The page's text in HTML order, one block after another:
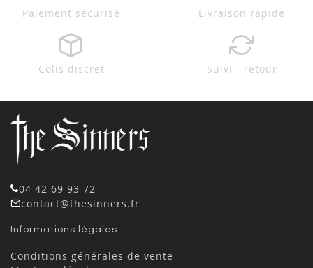
Paiement sécurisé Livraison rapide
Colis discret Suivi - retour
04 42 69 93 72
contact@thesinners.fr
Informations légales
Conditions générales de vente